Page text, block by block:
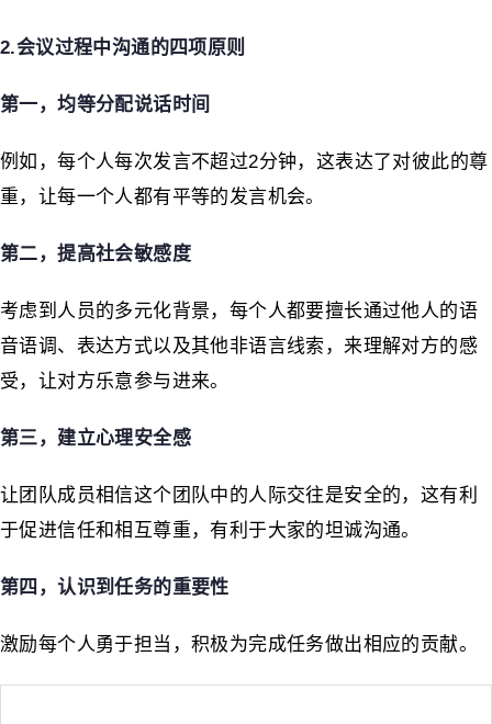
2.会议过程中沟通的四项原则
第一，均等分配说话时间
例如，每个人每次发言不超过2分钟，这表达了对彼此的尊
重，让每一个人都有平等的发言机会。
第二，提高社会敏感度
考虑到人员的多元化背景，每个人都要擅长通过他人的语
音语调、表达方式以及其他非语言线索，来理解对方的感
受，让对方乐意参与进来。
第三，建立心理安全感
让团队成员相信这个团队中的人际交往是安全的，这有利
于促进信任和相互尊重，有利于大家的坦诚沟通。
第四，认识到任务的重要性
激励每个人勇于担当，积极为完成任务做出相应的贡献。